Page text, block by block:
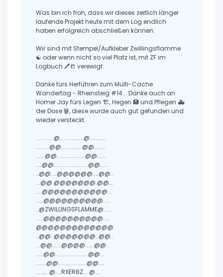
Was bin ich froh, dass wir dieses zeitlich länger
laufende Projekt heute mit dem Log endlich
haben erfolgreich abschließen können.
Wir sind mit Stempel/Aufkleber Zwillingsflamme
☯ oder wenn nicht so viel Platz ist, mit ZF im
Logbuch 🖊📒 verewigt.
Danke fürs Herführen zum Multi-Cache
Wandertag - Rheinsteig #14... Danke auch an
Homer Jay fürs Legen 🏗, Hegen 🏥 und Pflegen 🚑
der Dose 🗑, diese wurde auch gut gefunden und
wieder versteckt.
............@................@...........
.........@@..............@@........
......@@...................@@......
....@@.......................@@.....
..@@....@@@@@@....@@..
...@@.@@@@@@@.@@...
....@@@@@@@@@@@...
.....@@@@@@@@@@.....
..@ZWILLINGSFLAMME@.....
.....@@@@@@@@@@.....
@@@@@@@@@@@@@
..@@..@@@@@@@..@@..
...@@......@@@@......@@..
.....@@......................@@...
.......@@...................@@....
....…...@....RXER8Z....@....